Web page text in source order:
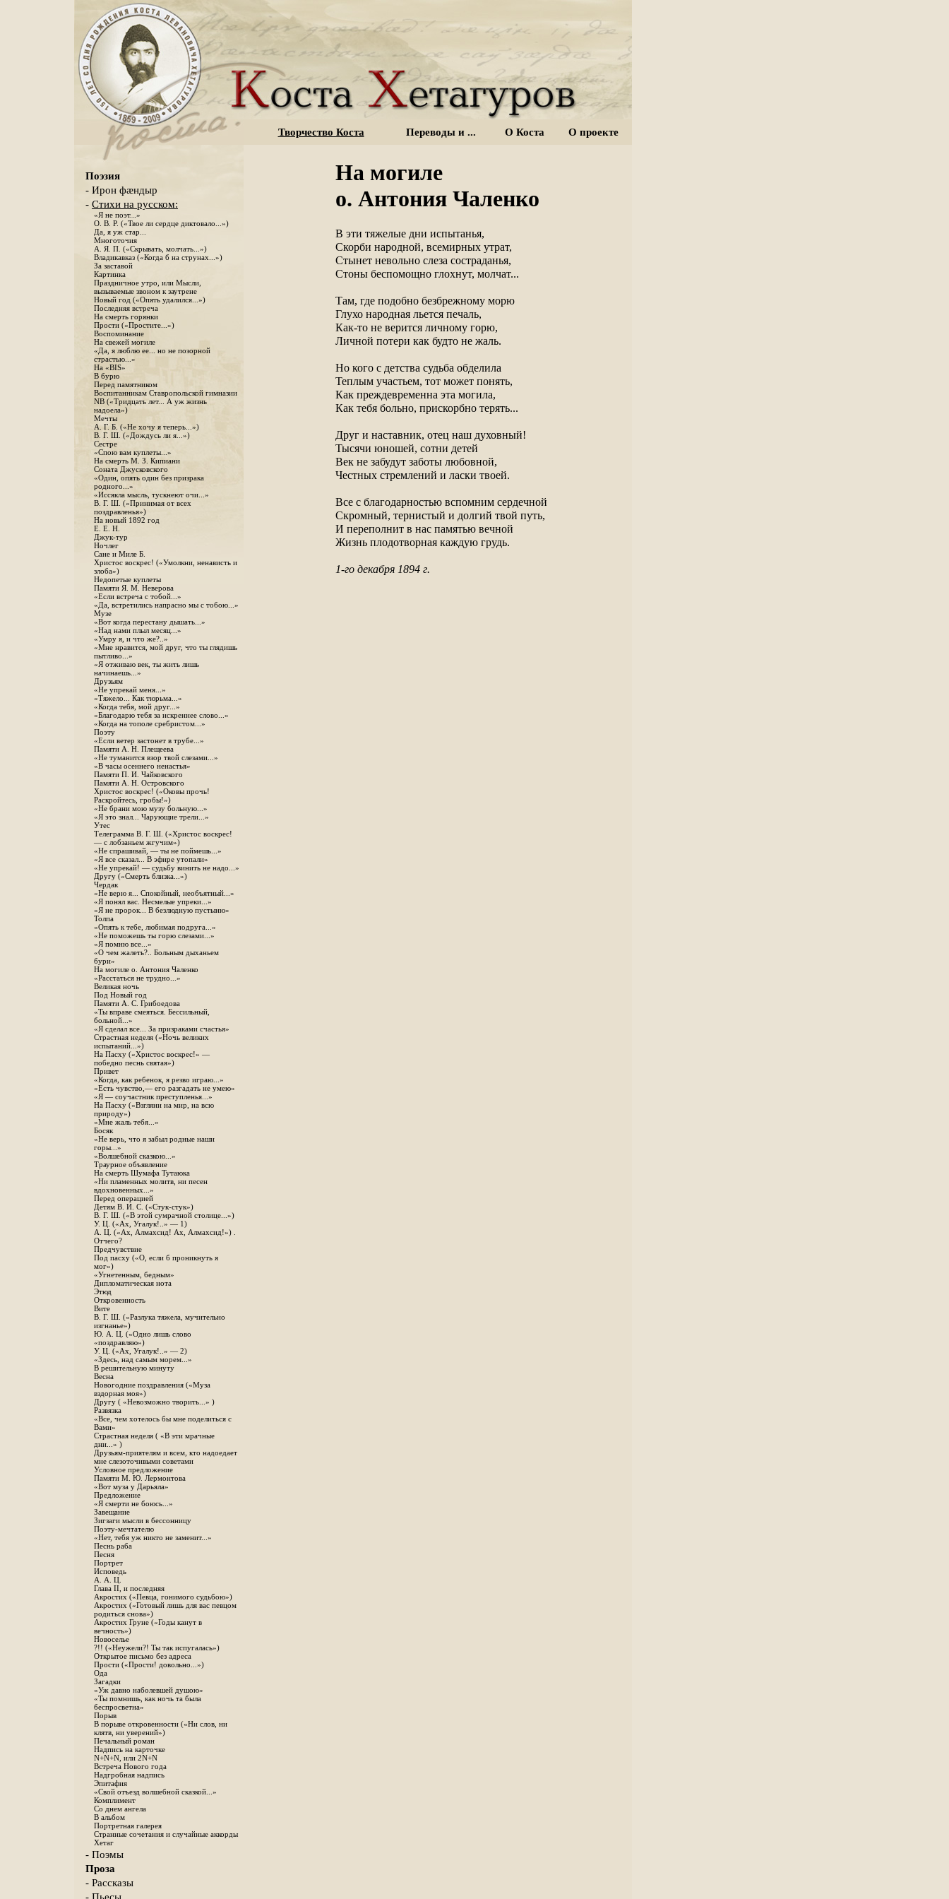
Творчество Коста Переводы и ... О Коста О проекте
Поэзия
- Ирон фæндыр
- Стихи на русском:
«Я не поэт...»
О. В. Р. («Твое ли сердце диктовало...»)
Да, я уж стар...
Многоточия
А. Я. П. («Скрывать, молчать...»)
Владикавказ («Когда б на струнах...»)
За заставой
Картинка
Праздничное утро, или Мысли,
вызываемые звоном к заутрене
Новый год («Опять удалился...»)
Последняя встреча
На смерть горянки
Прости («Простите...»)
Воспоминание
На свежей могиле
«Да, я люблю ее... но не позорной
страстью...»
На «BIS»
В бурю
Перед памятником
Воспитанникам Ставропольской гимназии
NB («Тридцать лет... А уж жизнь
надоела»)
Мечты
А. Г. Б. («Не хочу я теперь...»)
В. Г. Ш. («Дождусь ли я...»)
Сестре
«Спою вам куплеты...»
На смерть М. З. Кипиани
Соната Джусковского
«Один, опять один без призрака
родного...»
«Иссякла мысль, тускнеют очи...»
В. Г. Ш. («Принимая от всех
поздравленья»)
На новый 1892 год
Е. Е. Н.
Джук-тур
Ночлег
Сане и Миле Б.
Христос воскрес! («Умолкни, ненависть и
злоба»)
Недопетые куплеты
Памяти Я. М. Неверова
«Если встреча с тобой...»
«Да, встретились напрасно мы с тобою...»
Музе
«Вот когда перестану дышать...»
«Над нами плыл месяц...»
«Умру я, и что же?..»
«Мне нравится, мой друг, что ты глядишь
пытливо...»
«Я отживаю век, ты жить лишь
начинаешь...»
Друзьям
«Не упрекай меня...»
«Тяжело... Как тюрьма...»
«Когда тебя, мой друг...»
«Благодарю тебя за искреннее слово...»
«Когда на тополе сребристом...»
Поэту
«Если ветер застонет в трубе...»
Памяти А. Н. Плещеева
«Не туманится взор твой слезами...»
«В часы осеннего ненастья»
Памяти П. И. Чайковского
Памяти А. Н. Островского
Христос воскрес! («Оковы прочь!
Раскройтесь, гробы!»)
«Не брани мою музу больную...»
«Я это знал... Чарующие трели...»
Утес
Телеграмма В. Г. Ш. («Христос воскрес!
— с лобзаньем жгучим»)
«Не спрашивай, — ты не поймешь...»
«Я все сказал... В эфире утопали»
«Не упрекай! — судьбу винить не надо...»
Другу («Смерть близка...»)
Чердак
«Не верю я... Спокойный, необъятный...»
«Я понял вас. Несмелые упреки...»
«Я не пророк... В безлюдную пустыню»
Толпа
«Опять к тебе, любимая подруга...»
«Не поможешь ты горю слезами...»
«Я помню все...»
«О чем жалеть?.. Больным дыханьем
бури»
На могиле о. Антония Чаленко
«Расстаться не трудно...»
Великая ночь
Под Новый год
Памяти А. С. Грибоедова
«Ты вправе смеяться. Бессильный,
больной...»
«Я сделал все... За призраками счастья»
Страстная неделя («Ночь великих
испытаний...»)
На Пасху («Христос воскрес!» —
победно песнь святая»)
Привет
«Когда, как ребенок, я резво играю...»
«Есть чувство,— его разгадать не умею»
«Я — соучастник преступленья...»
На Пасху («Взгляни на мир, на всю
природу»)
«Мне жаль тебя...»
Босяк
«Не верь, что я забыл родные наши
горы...»
«Волшебной сказкою...»
Траурное объявление
На смерть Шумафа Тутаюка
«Ни пламенных молитв, ни песен
вдохновенных...»
Перед операцией
Детям В. И. С. («Стук-стук»)
В. Г. Ш. («В этой сумрачной столице...»)
У. Ц. («Ах, Угалук!..» — 1)
А. Ц. («Ах, Алмахсид! Ах, Алмахсид!») .
Отчего?
Предчувствие
Под пасху («О, если б проникнуть я
мог»)
«Угнетенным, бедным»
Дипломатическая нота
Этюд
Откровенность
Вите
B. Г. Ш. («Разлука тяжела, мучительно
изгнанье»)
Ю. А. Ц. («Одно лишь слово
«поздравляю»)
У. Ц. («Ах, Угалук!..» — 2)
«Здесь, над самым морем...»
В решительную минуту
Весна
Новогодние поздравления («Муза
вздорная моя»)
Другу ( «Невозможно творить...» )
Развязка
«Все, чем хотелось бы мне поделиться с
Вами»
Страстная неделя ( «В эти мрачные
дни...» )
Друзьям-приятелям и всем, кто надоедает
мне слезоточивыми советами
Условное предложение
Памяти М. Ю. Лермонтова
«Вот муза у Дарьяла»
Предложение
«Я смерти не боюсь...»
Завещание
Зигзаги мысли в бессонницу
Поэту-мечтателю
«Нет, тебя уж никто не заменит...»
Песнь раба
Песня
Портрет
Исповедь
А. А. Ц.
Глава II, и последняя
Акростих («Певца, гонимого судьбою»)
Акростих («Готовый лишь для вас певцом
родиться снова»)
Акростих Груне («Годы канут в
вечность»)
Новоселье
?!! («Неужели?! Ты так испугалась»)
Открытое письмо без адреса
Прости («Прости! довольно...»)
Ода
Загадки
«Уж давно наболевшей душою»
«Ты помнишь, как ночь та была
беспросветна»
Порыв
В порыве откровенности («Ни слов, ни
клятв, ни уверений»)
Печальный роман
Надпись на карточке
N+N+N, или 2N+N
Встреча Нового года
Надгробная надпись
Эпитафия
«Свой отъезд волшебной сказкой...»
Комплимент
Со днем ангела
В альбом
Портретная галерея
Странные сочетания и случайные аккорды
Хетаг
- Поэмы
Проза
- Рассказы
На могиле
о. Антония Чаленко
В эти тяжелые дни испытанья,
Скорби народной, всемирных утрат,
Стынет невольно слеза состраданья,
Стоны беспомощно глохнут, молчат...
Там, где подобно безбрежному морю
Глухо народная льется печаль,
Как-то не верится личному горю,
Личной потери как будто не жаль.
Но кого с детства судьба обделила
Теплым участьем, тот может понять,
Как преждевременна эта могила,
Как тебя больно, прискорбно терять...
Друг и наставник, отец наш духовный!
Тысячи юношей, сотни детей
Век не забудут заботы любовной,
Честных стремлений и ласки твоей.
Все с благодарностью вспомним сердечной
Скромный, тернистый и долгий твой путь,
И переполнит в нас памятью вечной
Жизнь плодотворная каждую грудь.
1-го декабря 1894 г.